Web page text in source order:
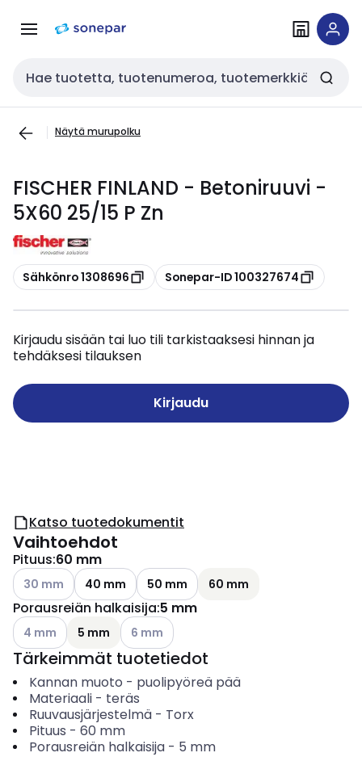
navigointiinsisältöön
Haku
Näytä murupolku
FISCHER FINLAND - Betoniruuvi -
5X60 25/15 P Zn
Kopioi
Sähkönro 1308696 Kopioi
Sonepar-ID 100327674
Kirjaudu sisään tai luo tili tarkistaaksesi hinnan ja
tehdäksesi tilauksen
Kirjaudu
Katso tuotedokumentit
Vaihtoehdot
Pituus:60 mm
Katso käytettävissä olevat vaihtoehdot
30 mm 40 mm 50 mm 60 mm
Porausreiän halkaisija:5 mm
Katso käytettävissä olevat vaihtoehdot
4 mm 5 mm Katso käytettävissä olevat vaihtoehdot
6 mm
Tärkeimmät tuotetiedot
Kannan muoto - puolipyöreä pää
Materiaali- teräs
Ruuvausjärjestelmä- Torx
Pituus - 60 mm
Porausreiän halkaisija- 5 mm